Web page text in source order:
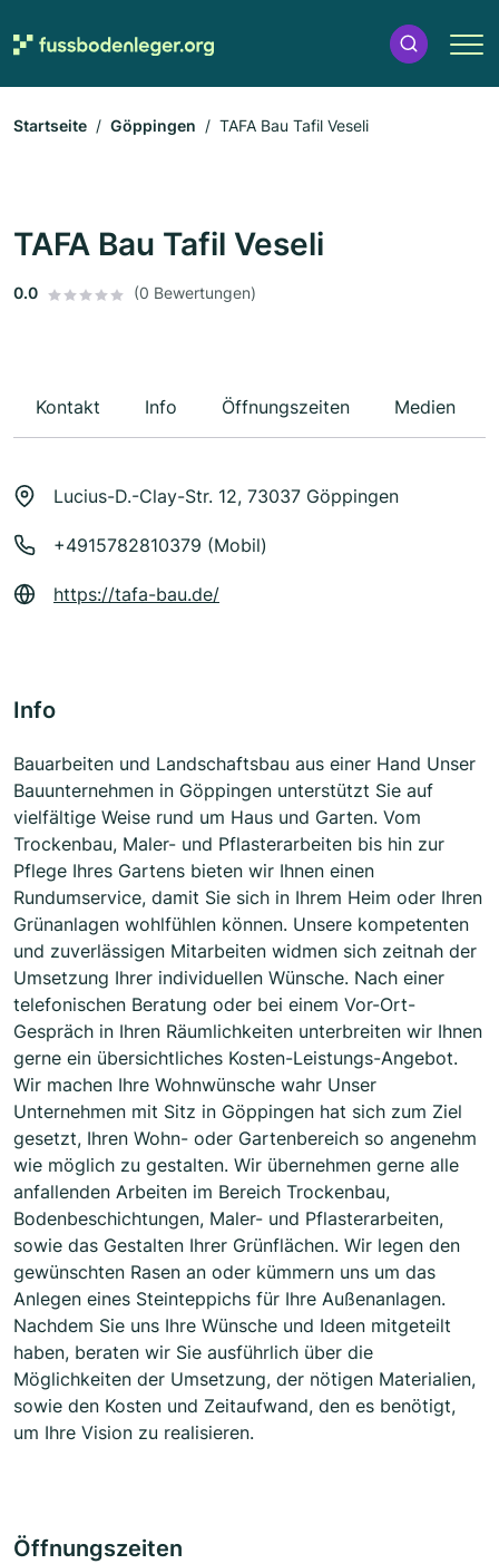
Startseite Göppingen TAFA Bau Tafil Veseli
TAFA Bau Tafil Veseli
0.0 (0 Bewertungen)
Kontakt Info Öffnungszeiten Medien
Lucius-D.-Clay-Str. 12, 73037 Göppingen
+4915782810379 (Mobil)
https://tafa-bau.de/
Info
Bauarbeiten und Landschaftsbau aus einer Hand Unser
Bauunternehmen in Göppingen unterstützt Sie auf
vielfältige Weise rund um Haus und Garten. Vom
Trockenbau, Maler- und Pflasterarbeiten bis hin zur
Pflege Ihres Gartens bieten wir Ihnen einen
Rundumservice, damit Sie sich in Ihrem Heim oder Ihren
Grünanlagen wohlfühlen können. Unsere kompetenten
und zuverlässigen Mitarbeiten widmen sich zeitnah der
Umsetzung Ihrer individuellen Wünsche. Nach einer
telefonischen Beratung oder bei einem Vor-Ort-
Gespräch in Ihren Räumlichkeiten unterbreiten wir Ihnen
gerne ein übersichtliches Kosten-Leistungs-Angebot.
Wir machen Ihre Wohnwünsche wahr Unser
Unternehmen mit Sitz in Göppingen hat sich zum Ziel
gesetzt, Ihren Wohn- oder Gartenbereich so angenehm
wie möglich zu gestalten. Wir übernehmen gerne alle
anfallenden Arbeiten im Bereich Trockenbau,
Bodenbeschichtungen, Maler- und Pflasterarbeiten,
sowie das Gestalten Ihrer Grünflächen. Wir legen den
gewünschten Rasen an oder kümmern uns um das
Anlegen eines Steinteppichs für Ihre Außenanlagen.
Nachdem Sie uns Ihre Wünsche und Ideen mitgeteilt
haben, beraten wir Sie ausführlich über die
Möglichkeiten der Umsetzung, der nötigen Materialien,
sowie den Kosten und Zeitaufwand, den es benötigt,
um Ihre Vision zu realisieren.
Öffnungszeiten